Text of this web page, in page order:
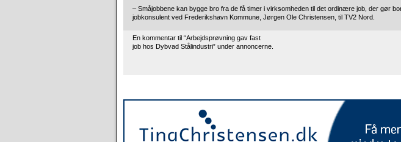
– Småjobbene kan bygge bro fra de få timer i virksomheden til det ordinære job, der gør
jobkonsulent ved Frederikshavn Kommune, Jørgen Ole Christensen, til TV2 Nord.
En kommentar til “Arbejdsprøvning gav fast
job hos Dybvad Stålindustri” under annoncerne.